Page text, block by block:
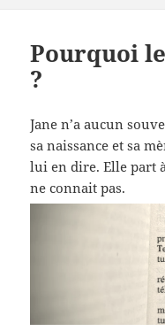
Pourquoi
?
Jane n’a aucun
sa naissance et sa
lui en dire. Elle part
ne connait pas.